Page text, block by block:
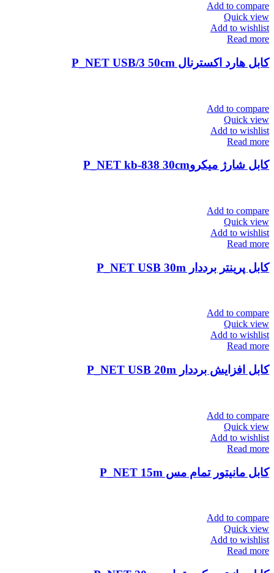
Add to compare
Quick view
Add to wishlist
Read more
کابل هارد اکسترنال P_NET USB/3 50cm
Add to compare
Quick view
Add to wishlist
Read more
کابل شارژ میکروP_NET kb-838 30cm
Add to compare
Quick view
Add to wishlist
Read more
کابل پرینتر برددار P_NET USB 30m
Add to compare
Quick view
Add to wishlist
Read more
کابل افزایش برددار P_NET USB 20m
Add to compare
Quick view
Add to wishlist
Read more
کابل مانیتور تمام مس P_NET 15m
Add to compare
Quick view
Add to wishlist
Read more